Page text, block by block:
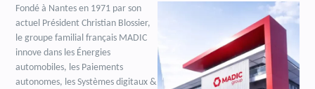
Fondé à Nantes en 1971 par son
actuel Président Christian Blossier,
le groupe familial français MADIC
innove dans les Énergies
automobiles, les Paiements
autonomes, les Systèmes digitaux &